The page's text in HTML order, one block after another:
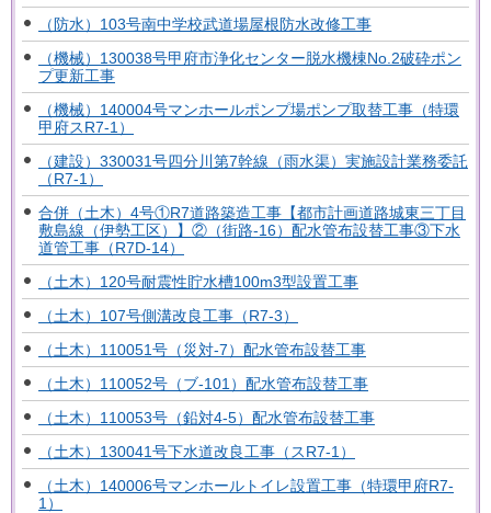
（防水）103号南中学校武道場屋根防水改修工事
（機械）130038号甲府市浄化センター脱水機棟No.2破砕ポン
プ更新工事
（機械）140004号マンホールポンプ場ポンプ取替工事（特環
甲府スR7-1）
（建設）330031号四分川第7幹線（雨水渠）実施設計業務委託
（R7-1）
合併（土木）4号①R7道路築造工事【都市計画道路城東三丁目
敷島線（伊勢工区）】②（街路-16）配水管布設替工事③下水
道管工事（R7D-14）
（土木）120号耐震性貯水槽100m3型設置工事
（土木）107号側溝改良工事（R7-3）
（土木）110051号（災対-7）配水管布設替工事
（土木）110052号（ブ-101）配水管布設替工事
（土木）110053号（鉛対4-5）配水管布設替工事
（土木）130041号下水道改良工事（スR7-1）
（土木）140006号マンホールトイレ設置工事（特環甲府R7-
1）